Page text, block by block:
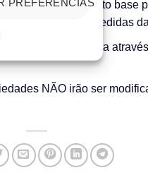
mantendo o objeto base
introduzir as medidas
para criar a escala
NÃO irão ser